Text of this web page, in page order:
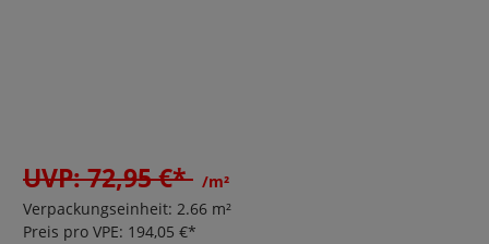
UVP: 72,95 €* /m²
Verpackungseinheit: 2.66 m²
Preis pro VPE: 194,05 €*